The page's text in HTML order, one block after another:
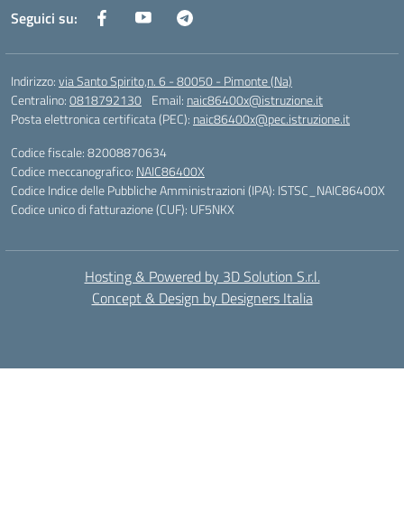
Seguici su:
Indirizzo:via Santo Spirito,n. 6 - 80050 - Pimonte (Na)
Centralino:0818792130 Email: naic86400x@istruzione.it
Posta elettronica certificata (PEC): naic86400x@pec.istruzione.it
Codice fiscale: 82008870634
Codice meccanografico: NAIC86400X
Codice Indice delle Pubbliche Amministrazioni (IPA): ISTSC_NAIC86400X
Codice unico di fatturazione (CUF): UF5NKX
Hosting & Powered by 3D Solution S.r.l.
Concept & Design by Designers Italia